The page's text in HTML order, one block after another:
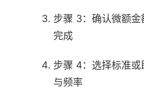
步骤 3：确认微额
完成
步骤 4：选择标准
与频率